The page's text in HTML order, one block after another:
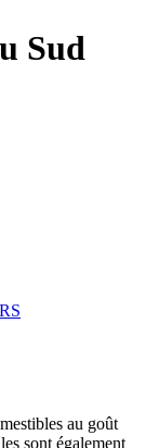
Sud
au goût
sont également